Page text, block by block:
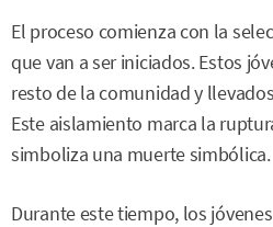
El proceso comienza con la
que van a ser iniciados. Estos
resto de la comunidad y
Este aislamiento marca la
simboliza una muerte simbólica.
Durante este tiempo, los